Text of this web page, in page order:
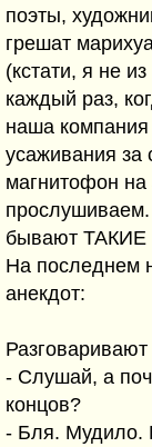
поэты,
грешат
(кстати, я не
каждый раз,
наша
усаживания за
магнитофон
бывают ТАКИЕ
На последнем
анекдот:
- Слушай, а
концов?
- Бля. Мудило.